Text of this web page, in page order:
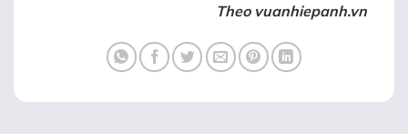
Theo vuanhiepanh.vn